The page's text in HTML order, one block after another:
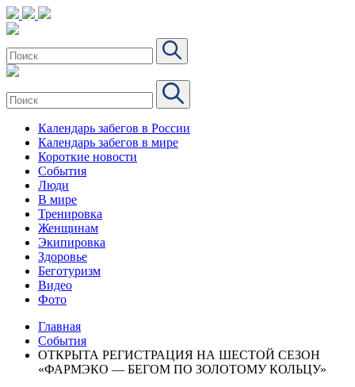
Календарь забегов в России
Календарь забегов в мире
Короткие новости
События
Люди
В мире
Тренировка
Женщинам
Экипировка
Здоровье
Беготуризм
Видео
Фото
Главная
События
ОТКРЫТА РЕГИСТРАЦИЯ НА ШЕСТОЙ СЕЗОН
«ФАРМЭКО — БЕГОМ ПО ЗОЛОТОМУ КОЛЬЦУ»